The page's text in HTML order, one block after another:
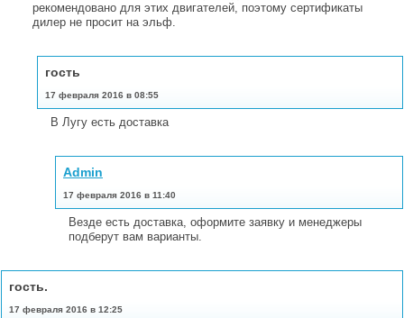
рекомендовано для этих двигателей, поэтому сертификаты
дилер не просит на эльф.
гость
17 февраля 2016 в 08:55
В Лугу есть доставка
Admin
17 февраля 2016 в 11:40
Везде есть доставка, оформите заявку и менеджеры
подберут вам варианты.
гость.
17 февраля 2016 в 12:25